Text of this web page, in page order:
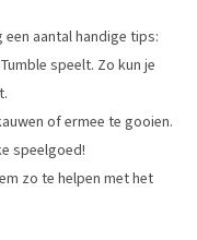
aantal handige tips:
speelt. Zo kun je
of ermee te gooien.
speelgoed!
zo te helpen met het